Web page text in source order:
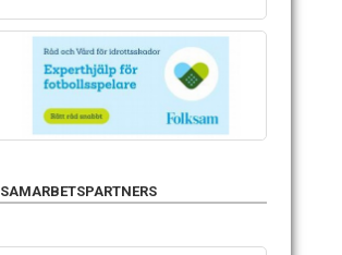
SAMARBETSPARTNERS